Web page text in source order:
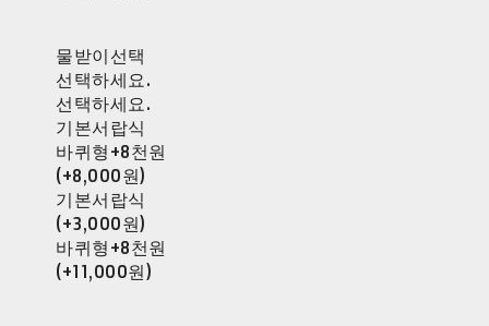
물받이선택
선택하세요.
선택하세요.
기본서랍식
바퀴형+8천원
(+8,000원)
기본서랍식
(+3,000원)
바퀴형+8천원
(+11,000원)